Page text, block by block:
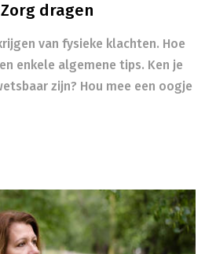
dragen
van fysieke klachten. Hoe
enkele algemene tips. Ken je
zijn? Hou mee een oogje